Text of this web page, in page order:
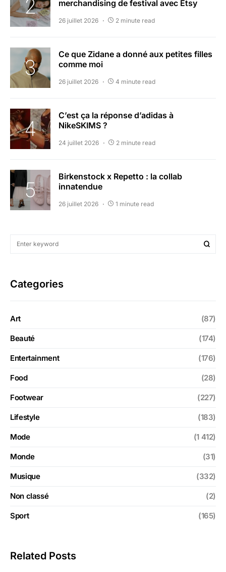
merchandising de festival avec Etsy
26 juillet 2026 2 minute read
Ce que Zidane a donné aux petites filles
comme moi
26 juillet 2026 4 minute read
C’est ça la réponse d’adidas à
NikeSKIMS ?
24 juillet 2026 2 minute read
Birkenstock x Repetto : la collab
innatendue
26 juillet 2026 1 minute read
Categories
Art (87)
Beauté (174)
Entertainment (176)
Food (28)
Footwear (227)
Lifestyle (183)
Mode (1 412)
Monde (31)
Musique (332)
Non classé (2)
Sport (165)
Related Posts